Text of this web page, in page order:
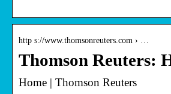
http s://www.thomsonreuters.com › …
Thomson Reuters:
Home | Thomson Reuters